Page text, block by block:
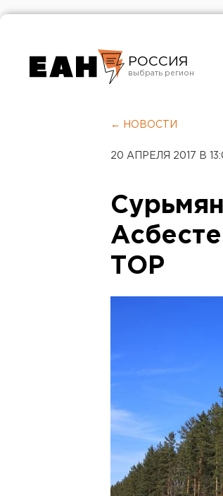
РОССИЯ
Челябинск
← НОВОСТИ
20 АПРЕЛЯ 2017 В
ТОР